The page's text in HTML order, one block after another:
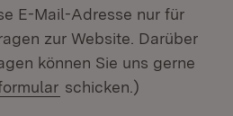
E-Mail-Adresse nur für
zur Website. Darüber
können Sie uns gerne
schicken.)